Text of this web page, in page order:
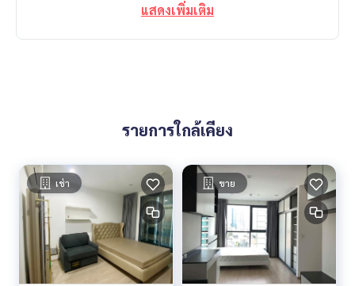
แสดงเพิ่มเติม
รายการใกล้เคียง
เช่า ขาย